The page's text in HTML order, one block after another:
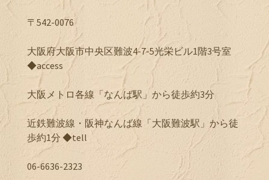
〒542-0076
大阪府大阪市中央区難波4-7-5光栄ビル1階3号室
◆access
大阪メトロ各線「なんば駅」から徒歩約3分
近鉄難波線・阪神なんば線「大阪難波駅」から徒
歩約1分 ◆tell
06-6636-2323